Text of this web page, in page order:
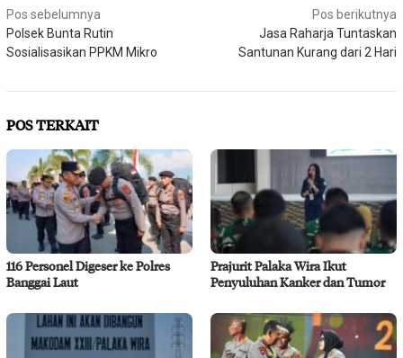
Navigasi
pos
Pos sebelumnya
Polsek Bunta Rutin
Sosialisasikan PPKM Mikro
Pos berikutnya
Jasa Raharja Tuntaskan
Santunan Kurang dari 2 Hari
POS TERKAIT
116 Personel Digeser ke Polres
Banggai Laut
Prajurit Palaka Wira Ikut
Penyuluhan Kanker dan Tumor